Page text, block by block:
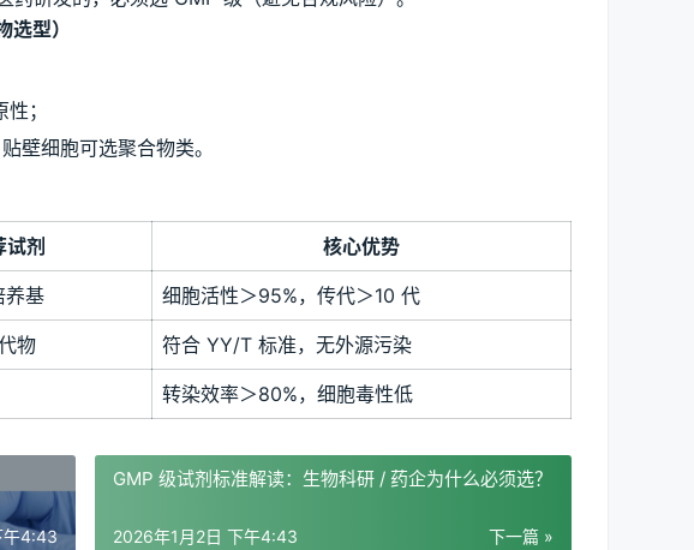
选型）
；
壁细胞可选聚合物类。
试剂 核心优势
养基 细胞活性＞95%，传代＞10 代
物 符合 YY/T 标准，无外源污染
转染效率＞80%，细胞毒性低
午4:43
GMP 级试剂标准解读：生物科研 / 药企为什么必须选？
下一篇 »
2026年1月2日 下午4:43